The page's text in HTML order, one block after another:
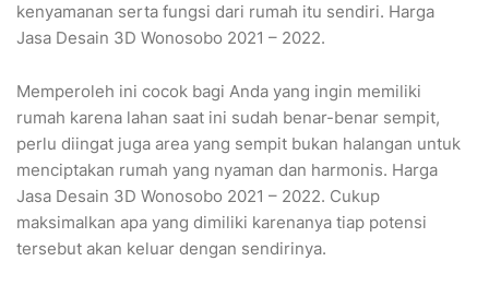
kenyamanan serta fungsi dari rumah itu sendiri. Harga
Jasa Desain 3D Wonosobo 2021 – 2022.
Memperoleh ini cocok bagi Anda yang ingin memiliki
rumah karena lahan saat ini sudah benar-benar sempit,
perlu diingat juga area yang sempit bukan halangan untuk
menciptakan rumah yang nyaman dan harmonis. Harga
Jasa Desain 3D Wonosobo 2021 – 2022. Cukup
maksimalkan apa yang dimiliki karenanya tiap potensi
tersebut akan keluar dengan sendirinya.